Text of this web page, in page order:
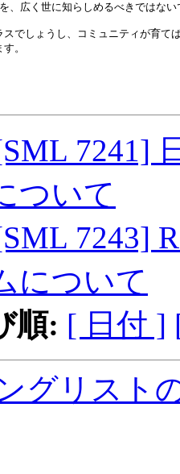
広く世に知らしめるべきではない
でしょうし、コミュニティが育て
。
7241]
ついて
7243]
について
順: [ 日付 ]
グリスト